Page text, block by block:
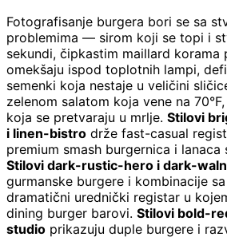
Fotografisanje burgera bori se sa
problemima — sirom koji se topi i
sekundi, čipkastim maillard korama
omekšaju ispod toplotnih lampi,
semenki koja nestaje u veličini
zelenom salatom koja vene na
koja se pretvaraju u mrlje. Stilovi
i linen-bistro drže fast-casual
premium smash burgernica i lanaca
Stilovi dark-rustic-hero i dark-
gurmanske burgere i kombinacije
dramatični urednički registar u
dining burger barovi. Stilovi bold-
studio prikazuju duple burgere i